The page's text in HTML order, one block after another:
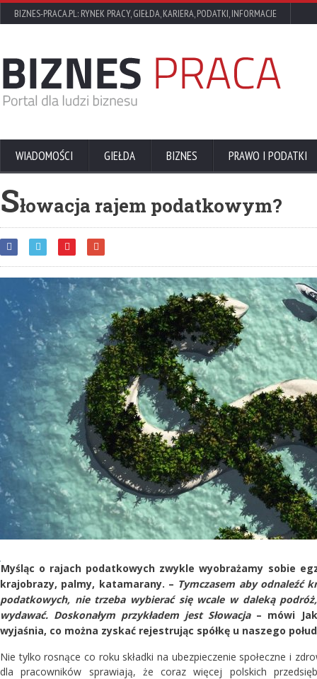
BIZNES-PRACA.PL: RYNEK PRACY, GIEŁDA, KARIERA, PODATKI, INFORMACJE
WIADOMOŚCI GIEŁDA BIZNES PRAWO I PODATKI
Słowacja rajem podatkowym?
Myśląc o rajach podatkowych zwykle wyobrażamy sobie
krajobrazy, palmy, katamarany. – Tymczasem aby odnaleźć
podatkowych, nie trzeba wybierać się wcale w daleką
wydawać. Doskonałym przykładem jest Słowacja – mówi
wyjaśnia, co można zyskać rejestrując spółkę u naszego
Nie tylko rosnące co roku składki na ubezpieczenie społeczne i
dla pracowników sprawiają, że coraz więcej polskich